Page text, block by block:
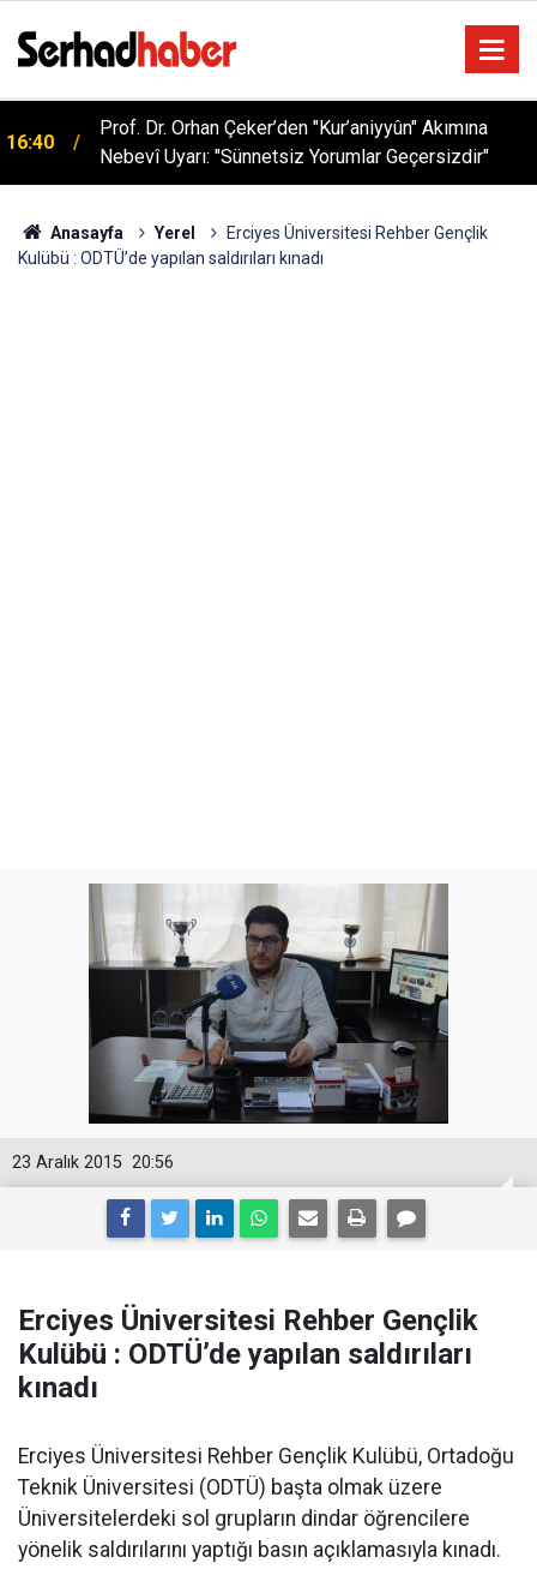
05:57
Sağlıklı Beslenmede Yeni Trend: Düşük Kalorili
Multi-Fiber İçecek Tozu
Anasayfa Yerel
Erciyes Üniversitesi Rehber Gençlik
Kulübü : ODTÜ’de yapılan saldırıları kınadı
20:56
23 Aralık 2015
Erciyes Üniversitesi Rehber Gençlik
Kulübü : ODTÜ’de yapılan saldırıları
kınadı
Erciyes Üniversitesi Rehber Gençlik Kulübü, Ortadoğu
Teknik Üniversitesi (ODTÜ) başta olmak üzere
Üniversitelerdeki sol grupların dindar öğrencilere
yönelik saldırılarını yaptığı basın açıklamasıyla kınadı.